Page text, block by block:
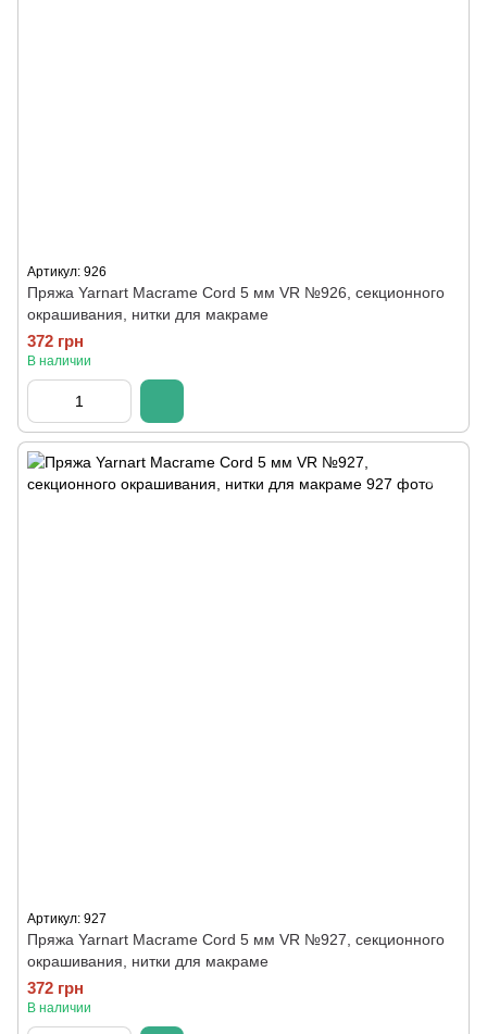
Артикул: 926
Пряжа Yarnart Macrame Cord 5 мм VR №926, секционного
окрашивания, нитки для макраме
372 грн
В наличии
Артикул: 927
Пряжа Yarnart Macrame Cord 5 мм VR №927, секционного
окрашивания, нитки для макраме
372 грн
В наличии